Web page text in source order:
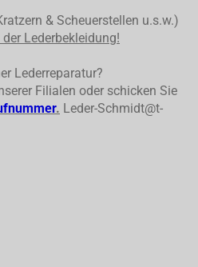
& Scheuerstellen u.s.w.)
Lederbekleidung!
Lederreparatur?
Filialen oder schicken Sie
. Leder-Schmidt@t-